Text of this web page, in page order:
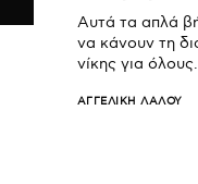
Αυτά τα απλά
να κάνουν τη
νίκης για όλους.
ΑΓΓΕΛΙΚΉ ΛΆΛΟΥ